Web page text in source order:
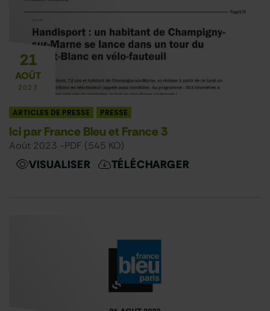
21
AOÛT
2023
ARTICLES DE PRESSE PRESSE
Ici par France Bleu et France 3
août 2023 -PDF (545 KO)
VISUALISER TÉLÉCHARGER